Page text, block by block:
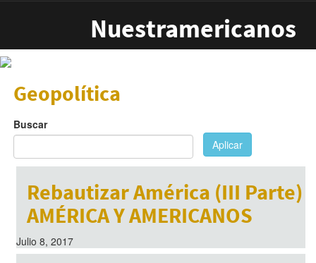
Nuestramericanos
Geopolítica
Buscar
Aplicar
Rebautizar América (III Parte)
AMÉRICA Y AMERICANOS
Julio 8, 2017